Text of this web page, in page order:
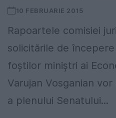
10 FEBRUARIE 2015
Rapoartele comisiei
solicitările de
foştilor miniştri ai
Varujan Vosganian
a plenului Senatului...